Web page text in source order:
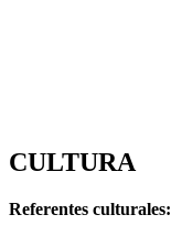
CULTURA
Referentes culturales: